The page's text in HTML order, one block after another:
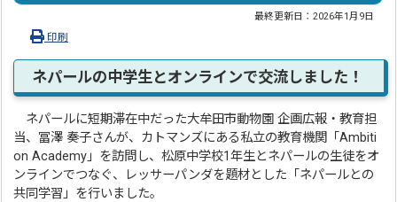
最終更新日：2026年1月9日
印刷
ネパールの中学生とオンラインで交流しました！
ネパールに短期滞在中だった大牟田市動物園 企画広報・教育担
当、冨澤 奏子さんが、カトマンズにある私立の教育機関「Ambiti
on Academy」を訪問し、松原中学校1年生とネパールの生徒をオ
ンラインでつなぐ、レッサーパンダを題材とした「ネパールとの
共同学習」を行いました。